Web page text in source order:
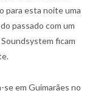
para esta noite uma
passado com um
ficam
em Guimarães no